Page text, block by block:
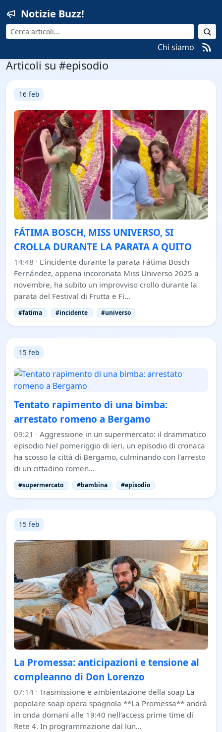
Notizie Buzz!
Cerca
Chi siamo
Articoli su #episodio
16 feb
FÁTIMA BOSCH, MISS UNIVERSO, SI
CROLLA DURANTE LA PARATA A QUITO
14:48 · L'incidente durante la parata Fátima Bosch
Fernández, appena incoronata Miss Universo 2025 a
novembre, ha subito un improvviso crollo durante la
parata del Festival di Frutta e Fi…
#fatima #incidente #universo
15 feb
Tentato rapimento di una bimba:
arrestato romeno a Bergamo
09:21 · Aggressione in un supermercato: il drammatico
episodio Nel pomeriggio di ieri, un episodio di cronaca
ha scosso la città di Bergamo, culminando con l'arresto
di un cittadino romen…
#supermercato #bambina #episodio
15 feb
La Promessa: anticipazioni e tensione al
compleanno di Don Lorenzo
07:14 · Trasmissione e ambientazione della soap La
popolare soap opera spagnola **La Promessa** andrà
in onda domani alle 19:40 nell'access prime time di
Rete 4. In programmazione dal lun…